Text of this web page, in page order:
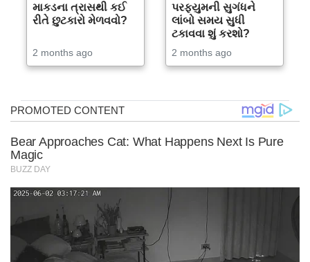
માકડના ત્રાસથી કઈ
રીતે છુટકારો મેળવવો?
2 months ago
પરફ્યુમની સુગંધને
લાંબો સમય સુધી
ટકાવવા શું કરશો?
2 months ago